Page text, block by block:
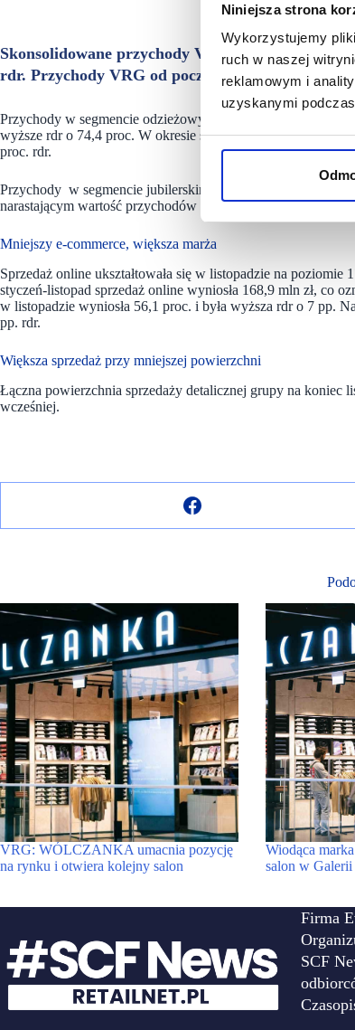
Niniejsza strona
Wykorzystujemy
ruch w naszej
reklamowym i
uzyskanymi
Skonsolidowane przychody VRG w listopadzie
rdr. Przychody VRG od początku roku wyniosły
Przychody w segmencie odzieżowym (marki Vistula, Bytom,
wyższe rdr o 74,4 proc. W okresie styczeń-listopad w tym
proc. rdr.
Przychody w segmencie jubilerskim (marka W.KRUK)
narastającym wartość przychodów w tym segmencie
Mniejszy e-commerce, większa marża
Sprzedaż online ukształtowała się w listopadzie na
styczeń-listopad sprzedaż online wyniosła 168,9 mln zł, co
w listopadzie wyniosła 56,1 proc. i była wyższa rdr o 7 pp.
pp. rdr.
Większa sprzedaż przy mniejszej powierzchni
Łączna powierzchnia sprzedaży detalicznej grupy na koniec
wcześniej.
VRG: WÓLCZANKA umacnia pozycję
na rynku i otwiera kolejny salon
Wiodąca
salon w
Firma
SCF